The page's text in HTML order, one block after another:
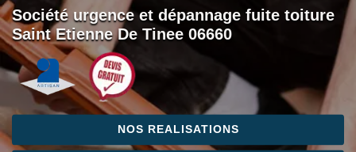
Société urgence et dépannage fuite toiture
Saint Etienne De Tinee 06660
NOS REALISATIONS